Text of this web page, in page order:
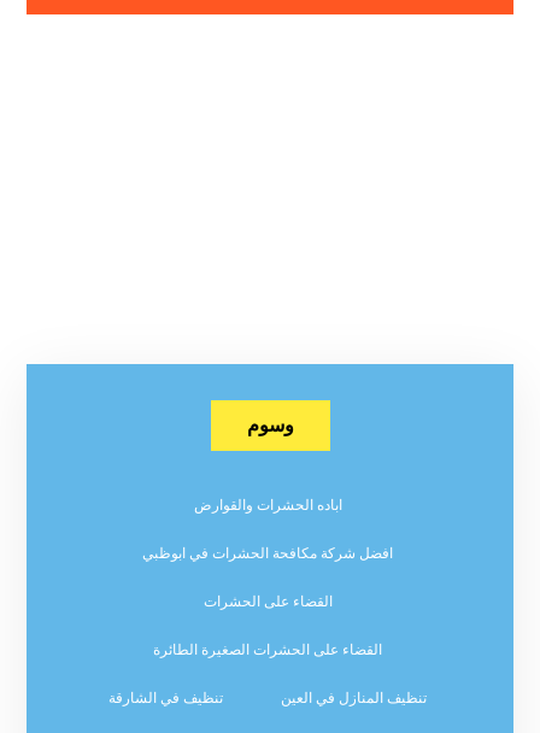
وسوم
اباده الحشرات والقوارض
افضل شركة مكافحة الحشرات في ابوظبي
القضاء على الحشرات
القضاء على الحشرات الصغيرة الطائرة
تنظيف المنازل في العين تنظيف في الشارقة